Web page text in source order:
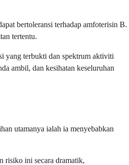
bertoleransi terhadap amfoterisin B.
tertentu.
yang terbukti dan spektrum aktiviti
ambil, dan kesihatan keseluruhan
utamanya ialah ia menyebabkan
risiko ini secara dramatik,